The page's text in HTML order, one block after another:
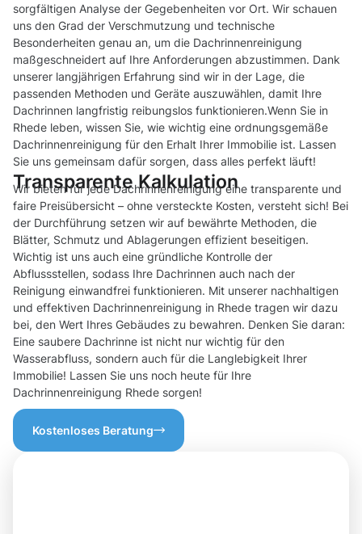
sorgfältigen Analyse der Gegebenheiten vor Ort. Wir schauen
uns den Grad der Verschmutzung und technische
Besonderheiten genau an, um die Dachrinnenreinigung
maßgeschneidert auf Ihre Anforderungen abzustimmen. Dank
unserer langjährigen Erfahrung sind wir in der Lage, die
passenden Methoden und Geräte auszuwählen, damit Ihre
Dachrinnen langfristig reibungslos funktionieren.Wenn Sie in
Rhede leben, wissen Sie, wie wichtig eine ordnungsgemäße
Dachrinnenreinigung für den Erhalt Ihrer Immobilie ist. Lassen
Sie uns gemeinsam dafür sorgen, dass alles perfekt läuft!
Transparente Kalkulation
Wir bieten für jede Dachrinnenreinigung eine transparente und
faire Preisübersicht – ohne versteckte Kosten, versteht sich! Bei
der Durchführung setzen wir auf bewährte Methoden, die
Blätter, Schmutz und Ablagerungen effizient beseitigen.
Wichtig ist uns auch eine gründliche Kontrolle der
Abflussstellen, sodass Ihre Dachrinnen auch nach der
Reinigung einwandfrei funktionieren. Mit unserer nachhaltigen
und effektiven Dachrinnenreinigung in Rhede tragen wir dazu
bei, den Wert Ihres Gebäudes zu bewahren. Denken Sie daran:
Eine saubere Dachrinne ist nicht nur wichtig für den
Wasserabfluss, sondern auch für die Langlebigkeit Ihrer
Immobilie! Lassen Sie uns noch heute für Ihre
Dachrinnenreinigung Rhede sorgen!
Kostenloses Beratung